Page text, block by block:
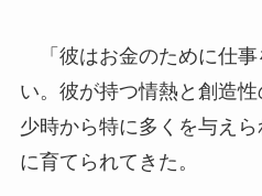
「彼はお金のために仕事
い。彼が持つ情熱と創造
少時から特に多くを与え
に育てられてきた。